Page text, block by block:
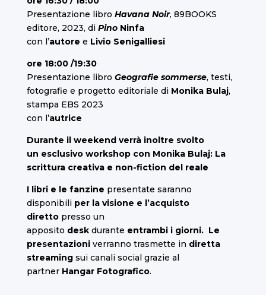
Presentazione libro Havana Noir, 89BOOKS
editore, 2023, di Pino Ninfa
con l’autore e Livio Senigalliesi
ore 18:00 /19:30
Presentazione libro Geografie sommerse, testi,
fotografie e progetto editoriale diMonika Bulaj,
stampa EBS 2023
con l’autrice
Durante il weekend verrà inoltre svolto
un esclusivo workshop con Monika Bulaj: La
scrittura creativa e non-fiction del reale
I libri e le fanzine presentate saranno
disponibiliper la visione e l’acquisto
diretto presso un
apposito desk durante entrambi i giorni. Le
presentazioni verranno trasmette in diretta
streamingsui canali social grazie al
partner Hangar Fotografico.